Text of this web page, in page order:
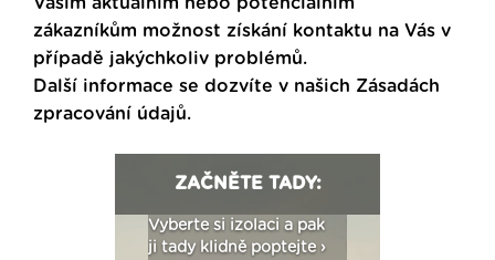
Vašim aktuálním nebo potenciálním
zákazníkům možnost získání kontaktu na Vás v
případě jakýchkoliv problémů.
Další informace se dozvíte v našich Zásadách
zpracování údajů.
ZAČNĚTE TADY:
Vyberte si izolaci a pak
ji tady klidně poptejte ›